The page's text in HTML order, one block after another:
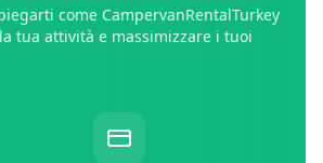
come CampervanRentalTurkey
tua attività e massimizzare i tuoi